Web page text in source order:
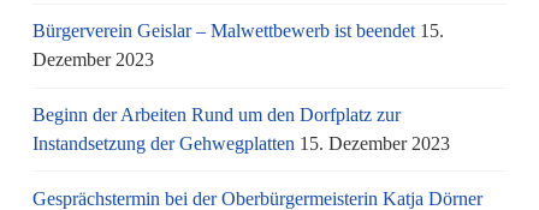
Bürgerverein Geislar – Malwettbewerb ist beendet 15.
Dezember 2023
Beginn der Arbeiten Rund um den Dorfplatz zur
Instandsetzung der Gehwegplatten 15. Dezember 2023
Gesprächstermin bei der Oberbürgermeisterin Katja Dörner